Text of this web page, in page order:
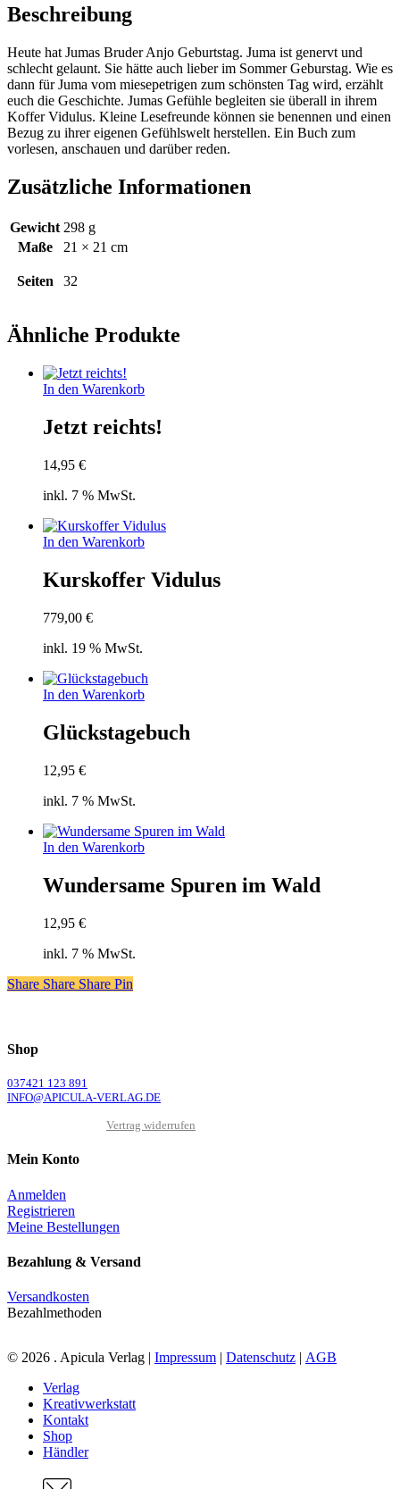
Beschreibung
Heute hat Jumas Bruder Anjo Geburtstag. Juma ist genervt und
schlecht gelaunt. Sie hätte auch lieber im Sommer Geburstag. Wie es
dann für Juma vom miesepetrigen zum schönsten Tag wird, erzählt
euch die Geschichte. Jumas Gefühle begleiten sie überall in ihrem
Koffer Vidulus. Kleine Lesefreunde können sie benennen und einen
Bezug zu ihrer eigenen Gefühlswelt herstellen. Ein Buch zum
vorlesen, anschauen und darüber reden.
Zusätzliche Informationen
Gewicht 298 g
Maße
21 × 21 cm
Seiten 32
Ähnliche Produkte
In den Warenkorb
Jetzt reichts!
14,95 €
inkl. 7 % MwSt.
In den Warenkorb
Kurskoffer Vidulus
779,00 €
inkl. 19 % MwSt.
In den Warenkorb
Glückstagebuch
12,95 €
inkl. 7 % MwSt.
In den Warenkorb
Wundersame Spuren im Wald
12,95 €
inkl. 7 % MwSt.
Share
Share Share Share Pin
Shop
037421 123 891
INFO@APICULA-VERLAG.DE
Vertrag widerrufen
Mein Konto
Anmelden
Registrieren
Meine Bestellungen
Bezahlung & Versand
Versandkosten
Bezahlmethoden
© 2026 . Apicula Verlag | Impressum | Datenschutz | AGB
Close
Menu
Verlag
Kreativwerkstatt
Kontakt
Shop
Händler